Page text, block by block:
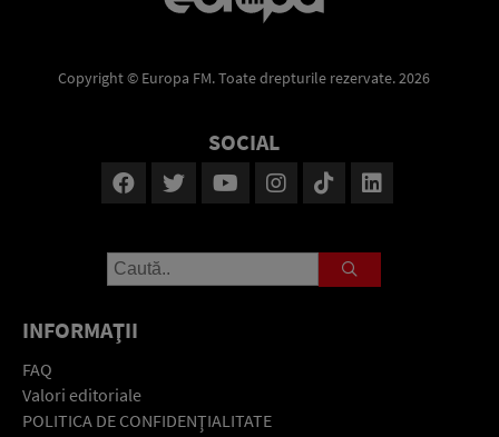
Copyright © Europa FM. Toate drepturile rezervate. 2026
SOCIAL
INFORMAŢII
FAQ
Valori editoriale
POLITICA DE CONFIDENŢIALITATE